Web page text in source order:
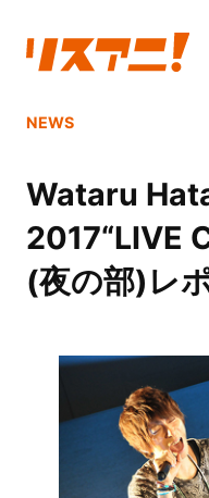
NEWS
Wataru
2017“LIVE
(夜の部)レ